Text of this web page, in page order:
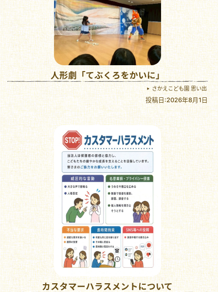
人形劇「てぶくろをかいに」
さかえこども園 思い出
投稿日:2026年8月1日
カスタマーハラスメントについて